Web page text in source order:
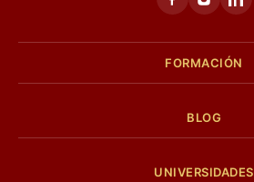
FORMACIÓN
BLOG
UNIVERSIDADES